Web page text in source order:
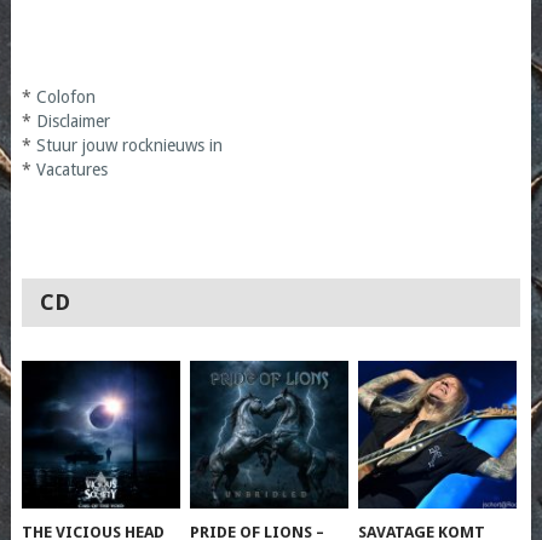
* Colofon
* Disclaimer
* Stuur jouw rocknieuws in
* Vacatures
CD
THE VICIOUS HEAD PRIDE OF LIONS – SAVATAGE KOMT